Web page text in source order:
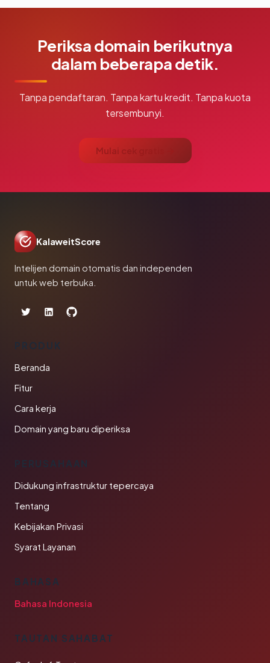
Periksa domain berikutnya
dalam beberapa detik.
Tanpa pendaftaran. Tanpa kartu kredit. Tanpa kuota
tersembunyi.
Mulai cek gratis →
KalaweitScore
Intelijen domain otomatis dan independen
untuk web terbuka.
PRODUK
Beranda
Fitur
Cara kerja
Domain yang baru diperiksa
PERUSAHAAN
Didukung infrastruktur tepercaya
Tentang
Kebijakan Privasi
Syarat Layanan
BAHASA
Bahasa Indonesia
TAUTAN SAHABAT